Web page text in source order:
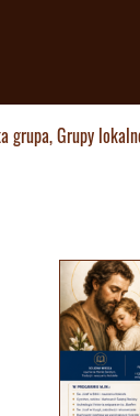
grupa,Grupy